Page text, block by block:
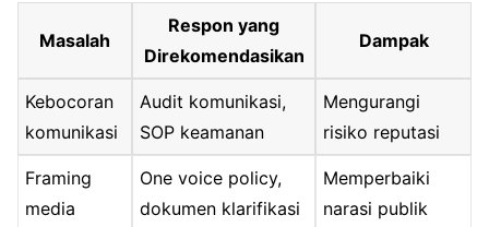
Masalah
Respon yang
Direkomendasikan
Dampak
Kebocoran
komunikasi
Audit komunikasi,
SOP keamanan
Mengurangi
risiko reputasi
Framing
media
One voice policy,
dokumen klarifikasi
Memperbaiki
narasi publik